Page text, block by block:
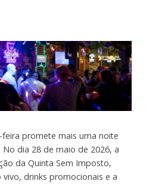
promete mais uma noite
No dia 28 de maio de 2026, a
da Quinta Sem Imposto,
drinks promocionais e a